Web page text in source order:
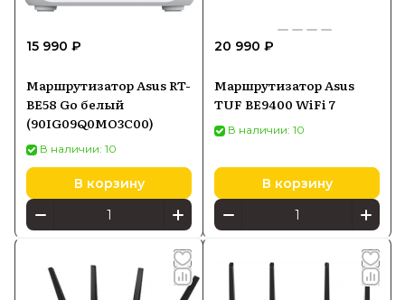
15 990 ₽
Маршрутизатор Asus RT-
BE58 Go белый
(90IG09Q0MO3C00)
В наличии: 10
В корзину
20 990 ₽
Маршрутизатор Asus
TUF BE9400 WiFi 7
В наличии: 10
В корзину